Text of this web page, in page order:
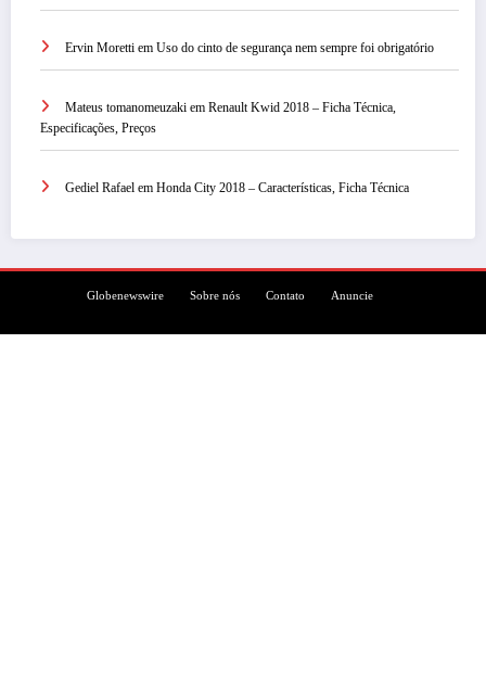
Ervin Moretti em Uso do cinto de segurança nem sempre foi obrigatório
Mateus tomanomeuzaki em Renault Kwid 2018 – Ficha Técnica,
Especificações, Preços
Gediel Rafael em Honda City 2018 – Características, Ficha Técnica
Globenewswire Sobre nós Contato Anuncie